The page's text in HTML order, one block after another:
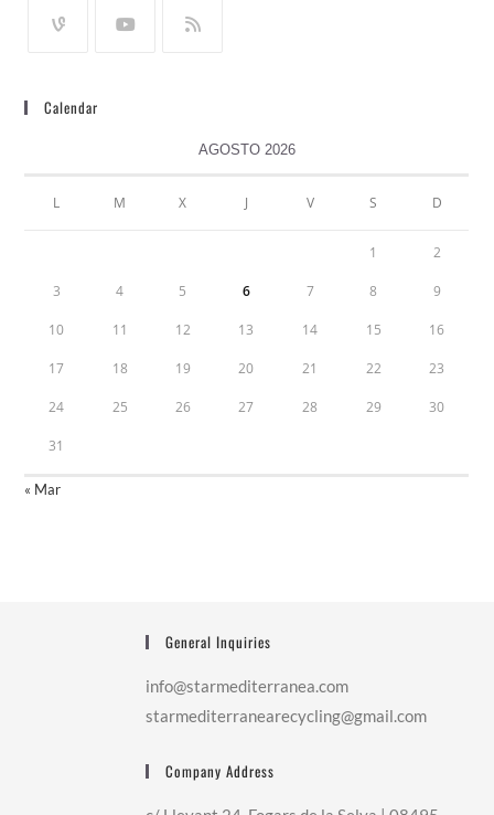
Calendar
AGOSTO 2026
L M X J V S D
1 2
3 4 5 6 7 8 9
10 11 12 13 14 15 16
17 18 19 20 21 22 23
24 25 26 27 28 29 30
31
« Mar
General Inquiries
info@starmediterranea.com
starmediterranearecycling@gmail.com
Company Address